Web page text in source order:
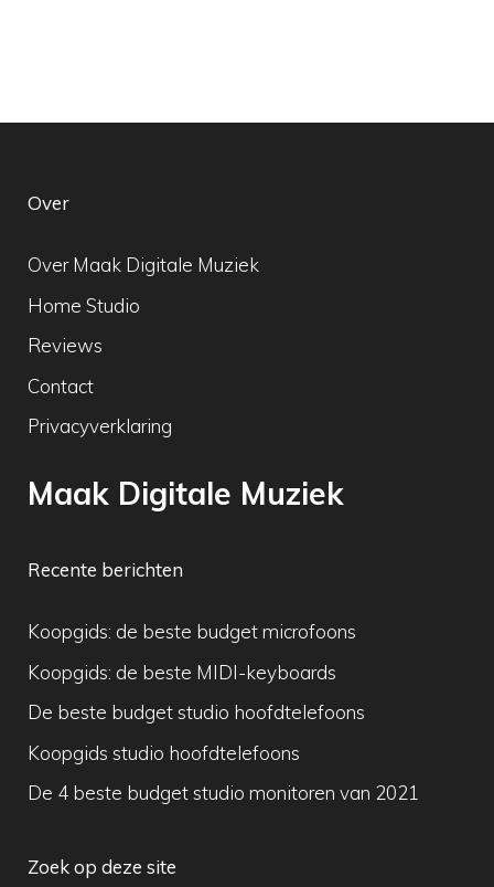
Over
Over Maak Digitale Muziek
Home Studio
Reviews
Contact
Privacyverklaring
Maak Digitale Muziek
Recente berichten
Koopgids: de beste budget microfoons
Koopgids: de beste MIDI-keyboards
De beste budget studio hoofdtelefoons
Koopgids studio hoofdtelefoons
De 4 beste budget studio monitoren van 2021
Zoek op deze site